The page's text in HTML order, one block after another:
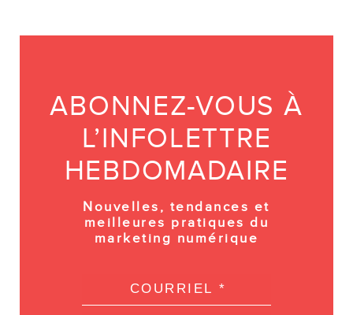
ABONNEZ-VOUS À
L’INFOLETTRE
HEBDOMADAIRE
Nouvelles, tendances et
meilleures pratiques du
marketing numérique